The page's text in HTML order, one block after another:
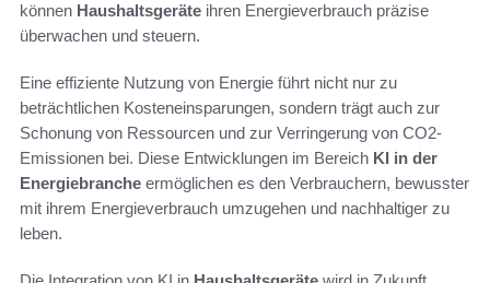
können Haushaltsgeräte ihren Energieverbrauch präzise
überwachen und steuern.
Eine effiziente Nutzung von Energie führt nicht nur zu
beträchtlichen Kosteneinsparungen, sondern trägt auch zur
Schonung von Ressourcen und zur Verringerung von CO2-
Emissionen bei. Diese Entwicklungen im Bereich KI in der
Energiebranche ermöglichen es den Verbrauchern, bewusster
mit ihrem Energieverbrauch umzugehen und nachhaltiger zu
leben.